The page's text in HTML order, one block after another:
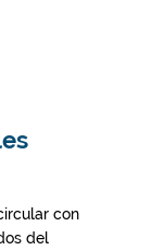
con
del